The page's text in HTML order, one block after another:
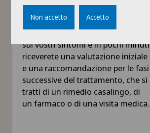
Controllo dei sintomi
Rispondete a qualche domanda
sui vostri sintomi e in pochi minuti
riceverete una valutazione iniziale
e una raccomandazione per le fasi
successive del trattamento, che si
tratti di un rimedio casalingo, di
un farmaco o di una visita medica.
Non accetto Accetto